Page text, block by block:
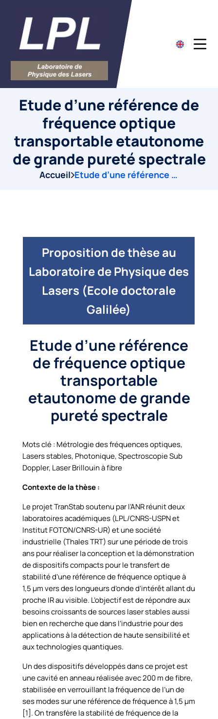
Etude d’une référence de
fréquence optique
transportable etautonome
de grande pureté spectrale
Accueil Etude d’une référence de fréquence optique transportable etautonome de grande pureté spectrale
Proposition de thèse au
Laboratoire de Physique des
Lasers (Ecole doctorale
Galilée)
Etude d’une référence
de fréquence optique
transportable
etautonome de grande
pureté spectrale
Mots clé : Métrologie des fréquences optiques,
Lasers stables, Photonique, Spectroscopie Sub
Doppler, Laser Brillouin à fibre
Contexte de la thèse :
Le projet TranStab soutenu par l’ANR réunit deux
laboratoires académiques (LPL/CNRS-USPN et
Institut FOTON/CNRS-UR) et une société
industrielle (Thales TRT) sur une période de trois
ans pour réaliser la conception et la démonstration
de dispositifs compacts pour le transfert de
stabilité d’une référence de fréquence optique à
1,5 µm vers des longueurs d’onde d’intérêt allant du
proche IR au visible. L’objectif est de répondre aux
besoins croissants de sources laser stables aussi
bien en recherche que dans l’industrie pour des
applications à la détection de haute sensibilité et
aux technologies quantiques.
Un des dispositifs développés dans ce projet est
une cavité en anneau réalisée avec 200 m de fibre,
stabilisée en verrouillant la fréquence de l’un de
ses modes sur une référence de fréquence à 1,5 µm
[1]. On transfère la stabilité de fréquence de la